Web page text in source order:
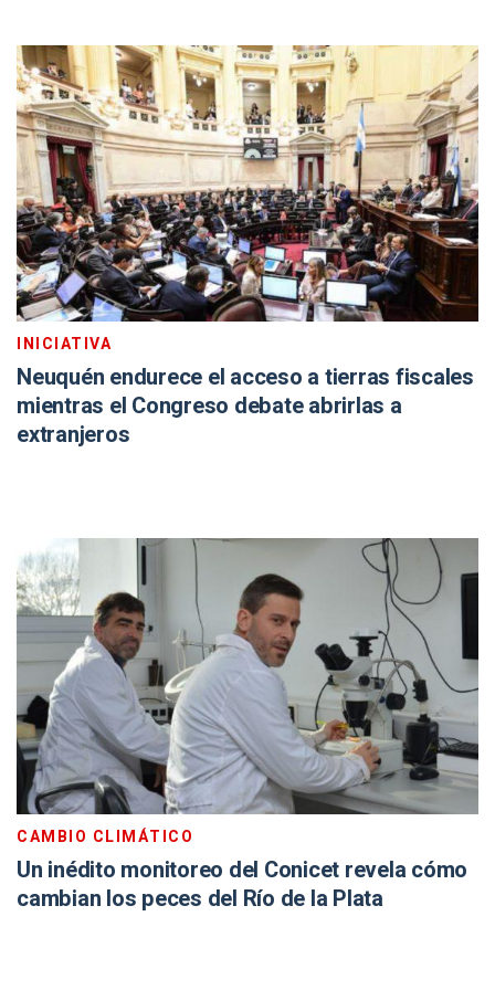
INICIATIVA
Neuquén endurece el acceso a tierras fiscales
mientras el Congreso debate abrirlas a
extranjeros
CAMBIO CLIMÁTICO
Un inédito monitoreo del Conicet revela cómo
cambian los peces del Río de la Plata